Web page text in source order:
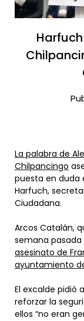
La palabra de
Chilpancingo
puesta en duda
Harfuch,
Ciudadana.
Arcos Catalán,
semana pasada
asesinato de
ayuntamiento
El excalde pidió
reforzar la
ellos “no eran